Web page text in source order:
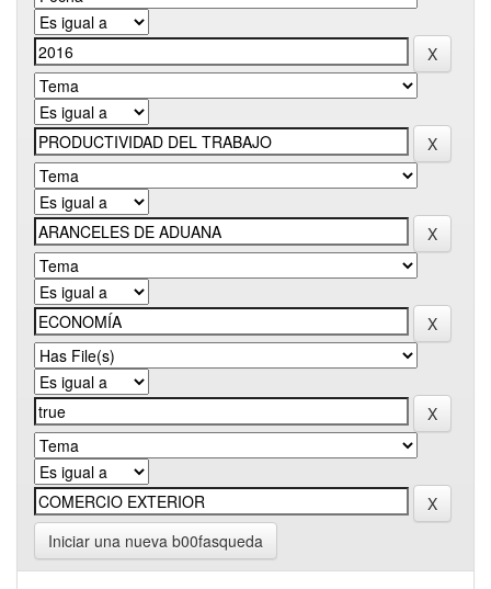
Iniciar una nueva b00fasqueda